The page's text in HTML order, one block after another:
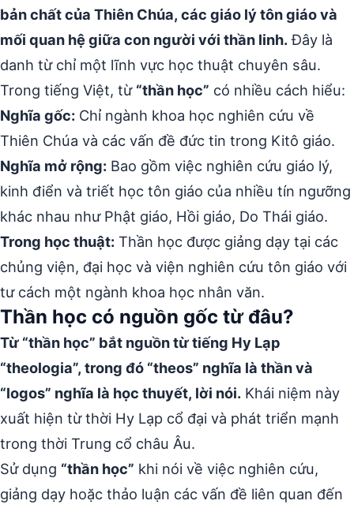
bản chất của Thiên Chúa, các giáo lý tôn giáo và
mối quan hệ giữa con người với thần linh.Đây là
danh từ chỉ một lĩnh vực học thuật chuyên sâu.
Trong tiếng Việt, từ “thần học” có nhiều cách hiểu:
Nghĩa gốc: Chỉ ngành khoa học nghiên cứu về
Thiên Chúa và các vấn đề đức tin trong Kitô giáo.
Nghĩa mở rộng: Bao gồm việc nghiên cứu giáo lý,
kinh điển và triết học tôn giáo của nhiều tín ngưỡng
khác nhau như Phật giáo, Hồi giáo, Do Thái giáo.
Trong học thuật: Thần học được giảng dạy tại các
chủng viện, đại học và viện nghiên cứu tôn giáo với
tư cách một ngành khoa học nhân văn.
Thần học có nguồn gốc từ đâu?
Từ “thần học” bắt nguồn từ tiếng Hy Lạp
“theologia”, trong đó “theos” nghĩa là thần và
“logos” nghĩa là học thuyết, lời nói. Khái niệm này
xuất hiện từ thời Hy Lạp cổ đại và phát triển mạnh
trong thời Trung cổ châu Âu.
Sử dụng “thần học” khi nói về việc nghiên cứu,
giảng dạy hoặc thảo luận các vấn đề liên quan đến